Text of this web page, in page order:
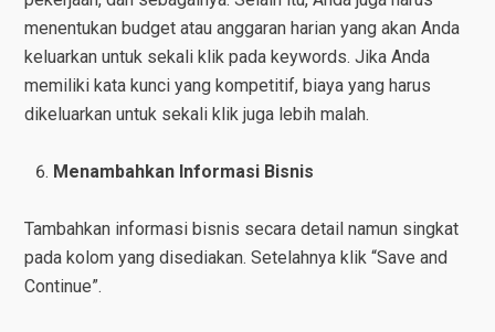
menentukan budget atau anggaran harian yang akan Anda
keluarkan untuk sekali klik pada keywords. Jika Anda
memiliki kata kunci yang kompetitif, biaya yang harus
dikeluarkan untuk sekali klik juga lebih malah.
Menambahkan Informasi Bisnis
Tambahkan informasi bisnis secara detail namun singkat
pada kolom yang disediakan. Setelahnya klik “Save and
Continue”.